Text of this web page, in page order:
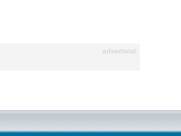
advertorial